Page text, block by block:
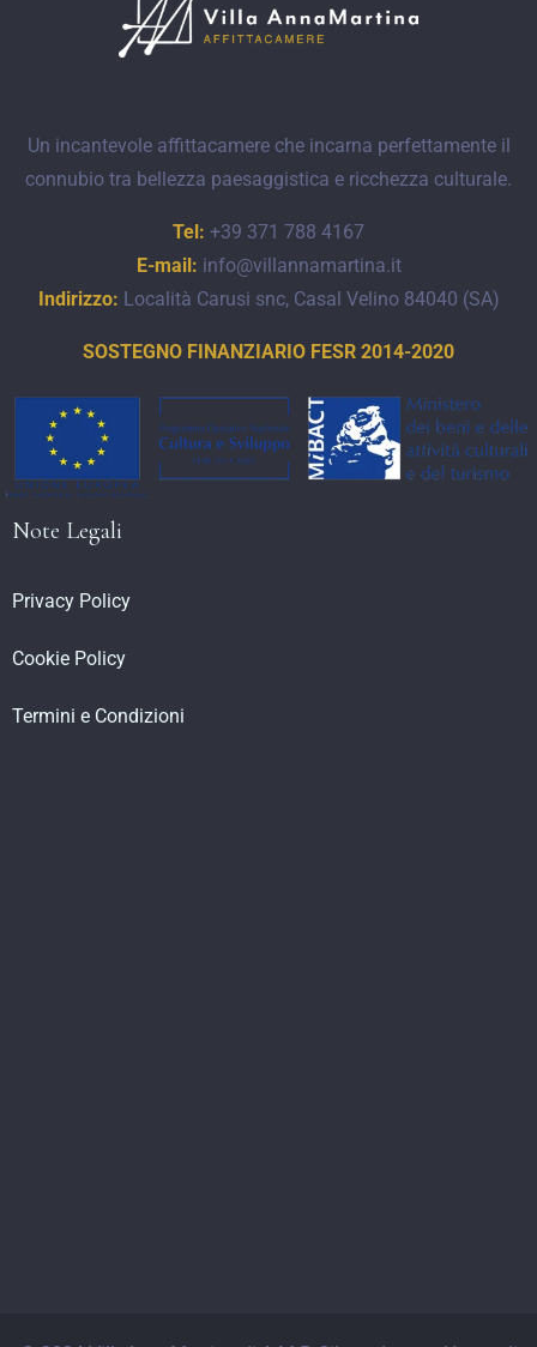
Un incantevole affittacamere che incarna perfettamente il
connubio tra bellezza paesaggistica e ricchezza culturale.
Tel: +39 371 788 4167
E-mail: info@villannamartina.it
Indirizzo: Località Carusi snc, Casal Velino 84040 (SA)
SOSTEGNO FINANZIARIO FESR 2014-2020
Note Legali
Privacy Policy
Cookie Policy
Termini e Condizioni
Check-out
CERCA